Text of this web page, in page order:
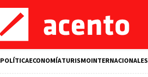
POLÍTICAECONOMÍATURISMOINTERNACIONALES